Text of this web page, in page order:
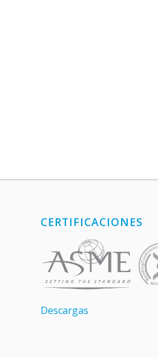
CERTIFICACIONES
Descargas